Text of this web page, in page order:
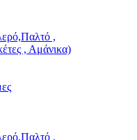
,
, Αμάνικα)
,